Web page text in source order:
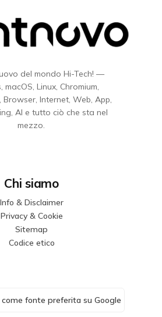
del mondo Hi-Tech! —
Linux, Chromium,
Browser, Internet, Web, App,
AI e tutto ciò che sta nel
mezzo.
Chi siamo
Info & Disclaimer
Privacy & Cookie
Sitemap
Codice etico
fonte preferita su Google